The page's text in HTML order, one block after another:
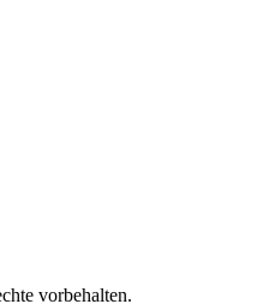
vorbehalten.